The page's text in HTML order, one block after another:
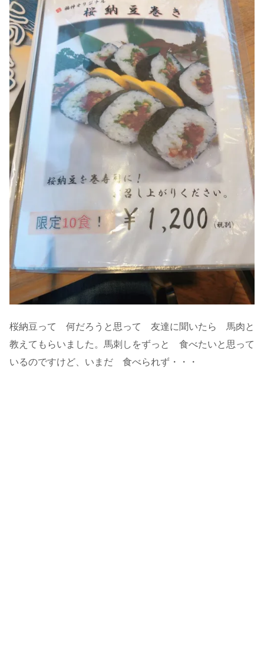
桜納豆って 何だろうと思って 友達に聞いたら 馬肉と
教えてもらいました。馬刺しをずっと 食べたいと思って
いるのですけど、いまだ 食べられず・・・